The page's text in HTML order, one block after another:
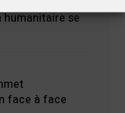
humanitaire se
face à face